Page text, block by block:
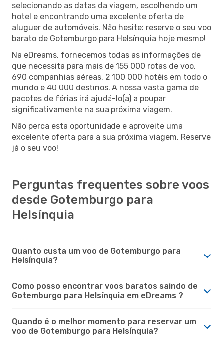
selecionando as datas da viagem, escolhendo um
hotel e encontrando uma excelente oferta de
aluguer de automóveis. Não hesite: reserve o seu voo
barato de Gotemburgo para Helsínquia hoje mesmo!
Na eDreams, fornecemos todas as informações de
que necessita para mais de 155 000 rotas de voo,
690 companhias aéreas, 2 100 000 hotéis em todo o
mundo e 40 000 destinos. A nossa vasta gama de
pacotes de férias irá ajudá-lo(a) a poupar
significativamente na sua próxima viagem.
Não perca esta oportunidade e aproveite uma
excelente oferta para a sua próxima viagem. Reserve
já o seu voo!
Perguntas frequentes sobre voos
desde Gotemburgo para
Helsínquia
Quanto custa um voo de Gotemburgo para
Helsínquia?
Como posso encontrar voos baratos saindo de
Gotemburgo para Helsínquia em eDreams ?
Quando é o melhor momento para reservar um
voo de Gotemburgo para Helsínquia?